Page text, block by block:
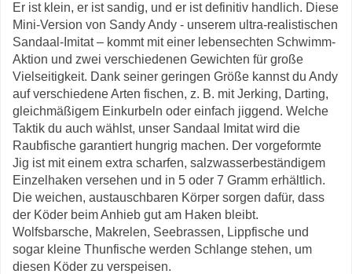
Er ist klein, er ist sandig, und er ist definitiv handlich. Diese
Mini-Version von Sandy Andy - unserem ultra-realistischen
Sandaal-Imitat – kommt mit einer lebensechten Schwimm-
Aktion und zwei verschiedenen Gewichten für große
Vielseitigkeit. Dank seiner geringen Größe kannst du Andy
auf verschiedene Arten fischen, z. B. mit Jerking, Darting,
gleichmäßigem Einkurbeln oder einfach jiggend. Welche
Taktik du auch wählst, unser Sandaal Imitat wird die
Raubfische garantiert hungrig machen. Der vorgeformte
Jig ist mit einem extra scharfen, salzwasserbeständigem
Einzelhaken versehen und in 5 oder 7 Gramm erhältlich.
Die weichen, austauschbaren Körper sorgen dafür, dass
der Köder beim Anhieb gut am Haken bleibt.
Wolfsbarsche, Makrelen, Seebrassen, Lippfische und
sogar kleine Thunfische werden Schlange stehen, um
diesen Köder zu verspeisen.